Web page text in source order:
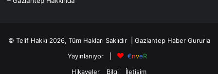
© Telif Hakkı 2026, Tüm Hakları Saklıdır | Gaziantep HaberGururla
Yayınlanıyor |
€nveR
Hikayeler
Bilgi İletişim